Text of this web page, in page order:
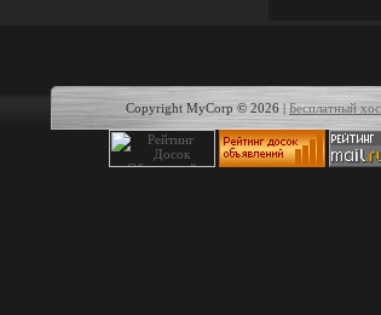
Copyright MyCorp © 2026 | Бесплатный